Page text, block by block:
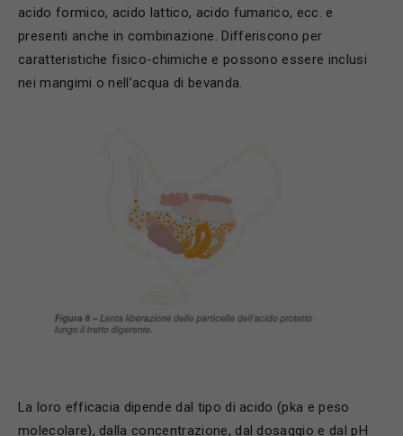
acido formico, acido lattico, acido fumarico, ecc. e
presenti anche in combinazione. Differiscono per
caratteristiche fisico-chimiche e possono essere inclusi
nei mangimi o nell’acqua di bevanda.
La loro efficacia dipende dal tipo di acido (pka e peso
molecolare), dalla concentrazione, dal dosaggio e dal pH